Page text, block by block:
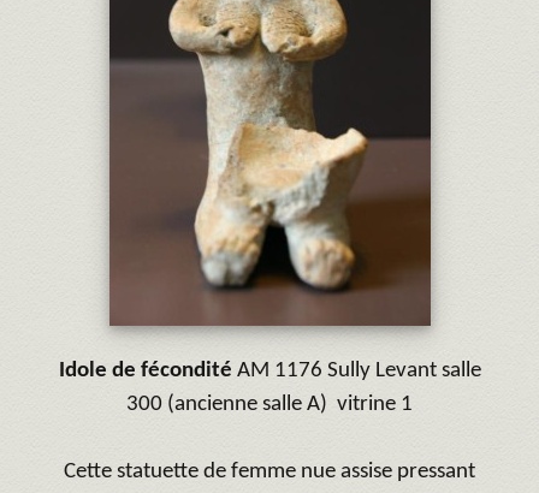
Idole de fécondité AM 1176 Sully Levant salle
300 (ancienne salle A) vitrine 1
Cette statuette de femme nue assise pressant